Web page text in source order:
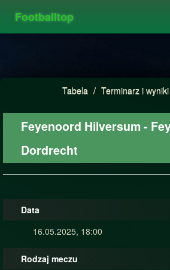
Footballtop
STATYSTYKI
Tabela / Terminarz i wyniki
Feyenoord Hilversum -
Dordrecht
Data
16.05.2025, 18:00
Rodzaj meczu